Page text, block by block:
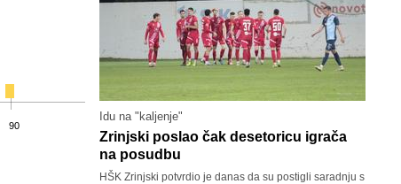
90
Idu na "kaljenje"
Zrinjski poslao čak desetoricu igrača
na posudbu
HŠK Zrinjski potvrdio je danas da su postigli saradnju s